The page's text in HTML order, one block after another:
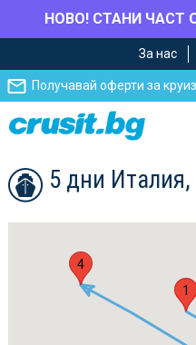
НОВО! СТАНИ ЧАСТ
главното
съдържание
Навигацията
За нас
Получавай оферти за
5 дни
1
4